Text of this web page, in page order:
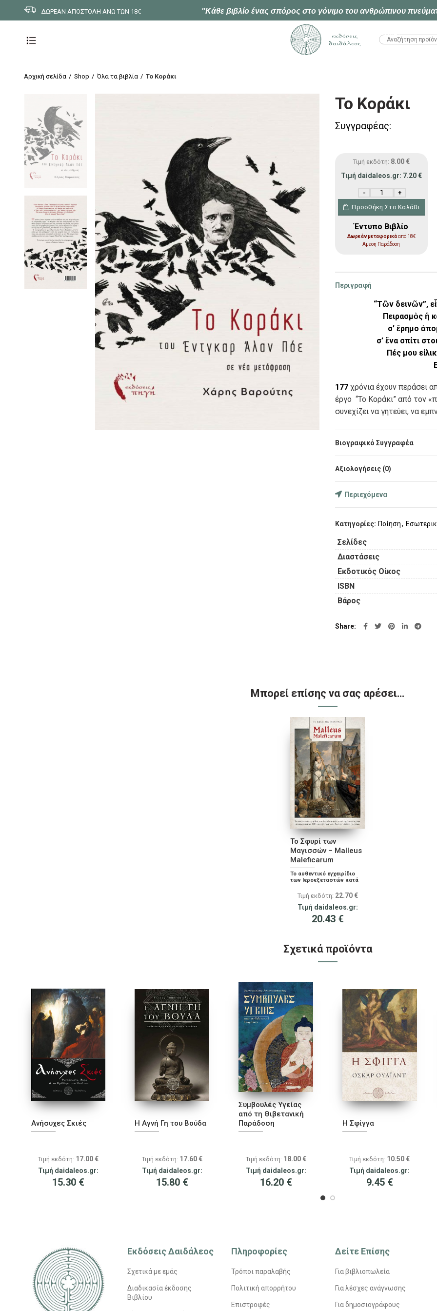
ΔΩΡΕΑΝ ΑΠΟΣΤΟΛΗ ΑΝΩ ΤΩΝ 18€ "Κάθε βιβλίο ένας σπόρος στο γόνιμο του ανθρώπινου
Αρχική σελίδα Shop Όλα τα βιβλία Το Κοράκι
Το Κοράκι
Συγγραφέας:
Τιμή εκδότη: 8.00 €
Τιμή daidaleos.gr: 7.20€
Το Κοράκι ποσότητα
Προσθήκη Στο Καλάθι
Έντυπο Βιβλίο
Δωρεάν μεταφορικάαπό 18€
Αμεση Παράδοση
Περιγραφή
“Τῶν δεινῶν”,
Πειρασμὸς ἢ
σ’ ἔρημο
σ’ ἕνα σπίτι
Πές μου
177 χρόνια έχουν περάσει
έργο “Το Κοράκι” από τον
συνεχίζει να γητεύει, να
μετάφραση πιστή στο
“Ποτέ Πια” του Κορακιού…
Βιογραφικό Συγγραφέα
Αξιολογήσεις (0)
Περιεχόμενα
Κατηγορίες: Ποίηση,
Σελίδες
Διαστάσεις
Εκδοτικός Οίκος
ISBN
Βάρος
Share
Μπορεί επίσης να σας αρέσει…
Το Σφυρί των
Μαγισσών – Malleus
Maleficarum
Το αυθεντικό εγχειρίδιο
των Ιεροεξεταστών κατά
κυκλοφόρησε το 1486 και
οδήγησε στον θάνατο
χιλιάδες γυναίκες.
Τιμή εκδότη: 22.70 €
Τιμή daidaleos.gr:
20.43 €
Σχετικά προϊόντα
Ανήσυχες Σκιές
Τιμή εκδότη: 17.00 €
Τιμή daidaleos.gr:
15.30 €
H Αγνή Γη του Βούδα
Τιμή εκδότη: 17.60 €
Τιμή daidaleos.gr:
15.80 €
Συμβουλές Υγείας
από τη Θιβετανική
Παράδοση
Τιμή εκδότη: 18.00 €
Τιμή daidaleos.gr:
16.20 €
Η Σφίγγα
Τιμή εκδότη: 10.50 €
Τιμή daidaleos.gr:
9.45 €
Εκδόσεις Δαιδάλεος
Σχετικά με εμάς
Διαδικασία έκδοσης
Βιβλίου
Πληροφορίες
Τρόποι παραλαβής
Πολιτική απορρήτου
Επιστροφές
Δείτε Επίσης
Για βιβλιοπωλεία
Για λέσχες ανάγνωσης
Για δημοσιογράφους